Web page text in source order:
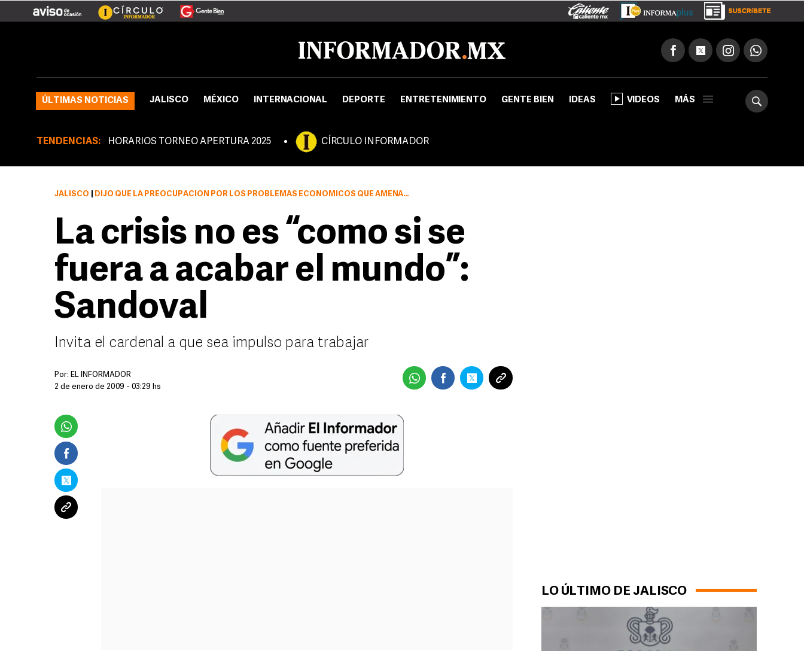
ÚLTIMAS NOTICIAS JALISCO MÉXICO INTERNACIONAL DEPORTE ENTRETENIMIENTO GENTE BIEN IDEAS VIDEOS MÁS
TENDENCIAS: HORARIOS TORNEO APERTURA 2025 CÍRCULO INFORMADOR
LO ÚLTIMO DE JALISCO
JALISCO DIJO QUE LA PREOCUPACIÓN POR LOS PROBLEMAS ECONÓMICOS QUE AMENAZAN CON LLEGAR EL AÑO QUE COMENZÓ, NO DEBEN SER UNA PRIORIDAD
La crisis no es “como si se
fuera a acabar el mundo”:
Sandoval
Invita el cardenal a que sea impulso para trabajar
Por: EL INFORMADOR
2 de enero de 2009 - 03:29 hs